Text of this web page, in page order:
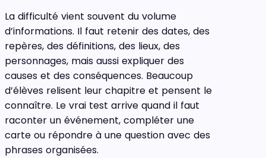
La difficulté vient souvent du volume
d’informations. Il faut retenir des dates, des
repères, des définitions, des lieux, des
personnages, mais aussi expliquer des
causes et des conséquences. Beaucoup
d’élèves relisent leur chapitre et pensent le
connaître. Le vrai test arrive quand il faut
raconter un événement, compléter une
carte ou répondre à une question avec des
phrases organisées.